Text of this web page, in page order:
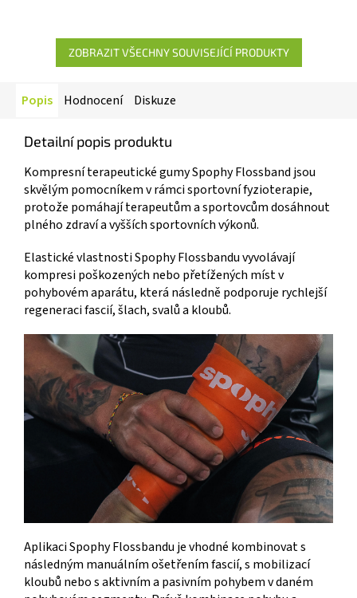
ZOBRAZIT VŠECHNY SOUVISEJÍCÍ PRODUKTY
Popis Hodnocení Diskuze
Detailní popis produktu
Kompresní terapeutické gumy Spophy Flossband jsou
skvělým pomocníkem v rámci sportovní fyzioterapie,
protože pomáhají terapeutům a sportovcům dosáhnout
plného zdraví a vyšších sportovních výkonů.
Elastické vlastnosti Spophy Flossbandu vyvolávají
kompresi poškozených nebo přetížených míst v
pohybovém aparátu, která následně podporuje rychlejší
regeneraci fascií, šlach, svalů a kloubů.
Aplikaci Spophy Flossbandu je vhodné kombinovat s
následným manuálním ošetřením fascií, s mobilizací
kloubů nebo s aktivním a pasivním pohybem v daném